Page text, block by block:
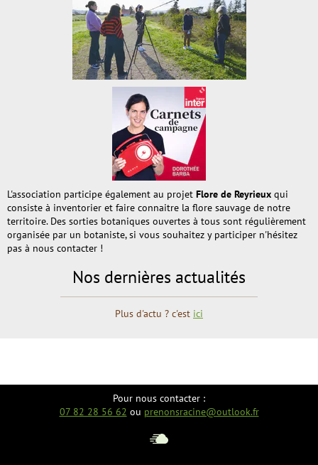
L'association participe également au projet Flore de Reyrieux qui
consiste à inventorier et faire connaitre la flore sauvage de notre
territoire. Des sorties botaniques ouvertes à tous sont régulièrement
organisée par un botaniste, si vous souhaitez y participer n'hésitez
pas à nous contacter !
Nos dernières actualités
Plus d'actu ? c'est ici
Pour nous contacter :
07 82 28 56 62 ou prenonsracine@outlook.fr